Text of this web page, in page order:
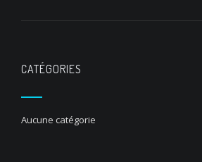
CATÉGORIES
Aucune catégorie